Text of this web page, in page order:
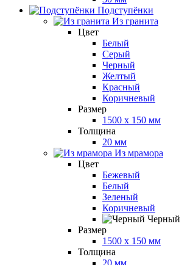
Подступёнки
Из гранита
Цвет
Белый
Серый
Черный
Желтый
Красный
Коричневый
Размер
1500 x 150 мм
Толщина
20 мм
Из мрамора
Цвет
Бежевый
Белый
Зеленый
Коричневый
Черный
Размер
1500 x 150 мм
Толщина
20 мм